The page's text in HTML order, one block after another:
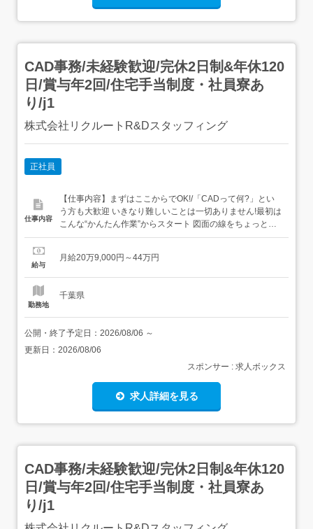
CAD事務/未経験歓迎/完休2日制&年休120
日/賞与年2回/住宅手当制度・社員寮あ
り/j1
株式会社リクルートR&Dスタッフィング
正社員
仕事内容
【仕事内容】まずはここからでOK!/「CADって何?」とい
う方も大歓迎 いきなり難しいことは一切ありません!最初は
こんな“かんたん作業”からスタート 図面の線をちょっと動
かすだけ 決まったフォーマットに数字を入力→いわば“パ
まずはメールの送り方やあいさつといった基本的なビジネ
給与
月給20万9,000円～44万円
勤務地
千葉県
公開・終了予定日： 2026/08/06 ～
更新日： 2026/08/06
スポンサー : 求人ボックス
求人詳細を見る
CAD事務/未経験歓迎/完休2日制&年休120
日/賞与年2回/住宅手当制度・社員寮あ
り/j1